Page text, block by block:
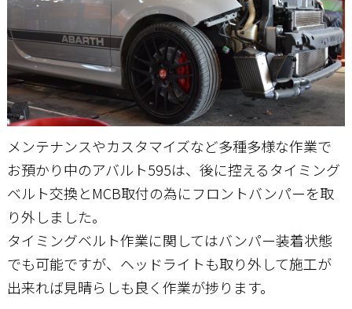
メンテナンスやカスタマイズなど多種多様な作業で
お預かり中のアバルト595は、後に控えるタイミング
ベルト交換とMCB取付の為にフロントバンパーを取
り外しました。
タイミングベルト作業に関してはバンパー装着状態
でも可能ですが、ヘッドライトも取り外して施工が
出来れば見晴らしも良く作業が捗ります。